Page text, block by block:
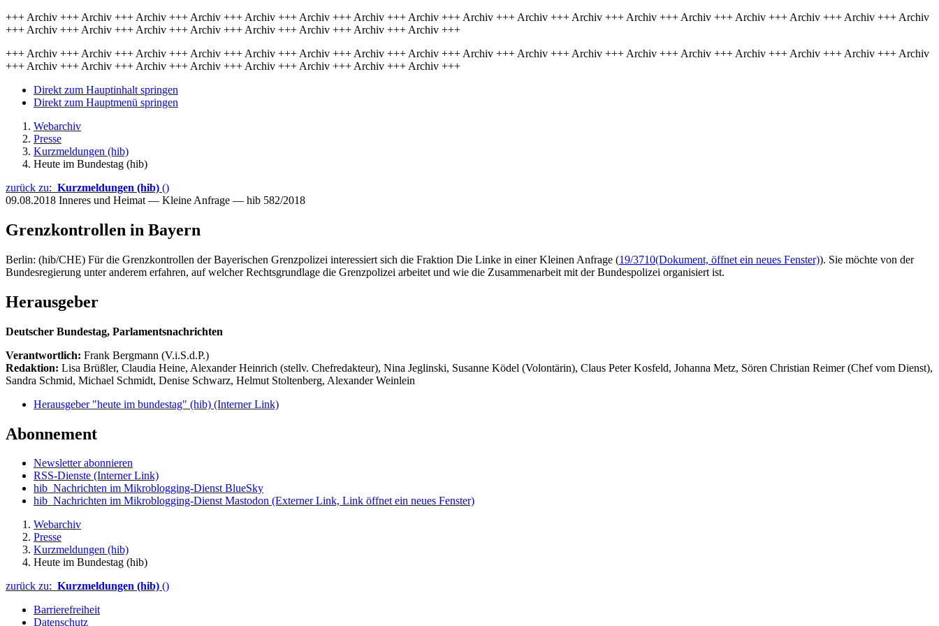
+++ Archiv +++ Archiv +++ Archiv +++ Archiv +++ Archiv +++ Archiv +++ Archiv +++ Archiv +++ Archiv +++ Archiv +++ Archiv +++ Archiv +++ Archiv +++ Archiv +++ Archiv +++ Archiv +++ Archiv
+++ Archiv +++ Archiv +++ Archiv +++ Archiv +++ Archiv +++ Archiv +++ Archiv +++ Archiv +++
+++ Archiv +++ Archiv +++ Archiv +++ Archiv +++ Archiv +++ Archiv +++ Archiv +++ Archiv +++ Archiv +++ Archiv +++ Archiv +++ Archiv +++ Archiv +++ Archiv +++ Archiv +++ Archiv +++ Archiv
+++ Archiv +++ Archiv +++ Archiv +++ Archiv +++ Archiv +++ Archiv +++ Archiv +++ Archiv +++
Direkt zum Hauptinhalt springen
Direkt zum Hauptmenü springen
Webarchiv
Presse
Kurzmeldungen (hib)
Heute im Bundestag (hib)
zurück zu: Kurzmeldungen (hib) ()
09.08.2018 Inneres und Heimat — Kleine Anfrage — hib 582/2018
Grenzkontrollen in Bayern
Berlin: (hib/CHE) Für die Grenzkontrollen der Bayerischen Grenzpolizei interessiert sich die Fraktion Die Linke in einer Kleinen Anfrage (19/3710(Dokument, öffnet ein neues Fenster)). Sie möchte von der
Bundesregierung unter anderem erfahren, auf welcher Rechtsgrundlage die Grenzpolizei arbeitet und wie die Zusammenarbeit mit der Bundespolizei organisiert ist.
Herausgeber
Deutscher Bundestag, Parlamentsnachrichten
Verantwortlich: Frank Bergmann (V.i.S.d.P.)
Redaktion: Lisa Brüßler, Claudia Heine, Alexander Heinrich (stellv. Chefredakteur), Nina Jeglinski, Susanne Ködel (Volontärin), Claus Peter Kosfeld, Johanna Metz, Sören Christian Reimer (Chef vom Dienst),
Sandra Schmid, Michael Schmidt, Denise Schwarz, Helmut Stoltenberg, Alexander Weinlein
Herausgeber "heute im bundestag" (hib) (Interner Link)
Abonnement
Newsletter abonnieren
RSS-Dienste (Interner Link)
hib_Nachrichten im Mikroblogging-Dienst BlueSky
hib_Nachrichten im Mikroblogging-Dienst Mastodon (Externer Link, Link öffnet ein neues Fenster)
Webarchiv
Presse
Kurzmeldungen (hib)
Heute im Bundestag (hib)
zurück zu: Kurzmeldungen (hib) ()
Barrierefreiheit
Datenschutz